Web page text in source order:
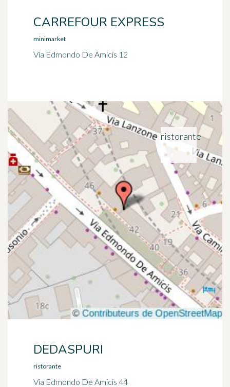
CARREFOUR EXPRESS
minimarket
Via Edmondo De Amicis 12
DEDASPURI
ristorante
Via Edmondo De Amicis 44
ristorante